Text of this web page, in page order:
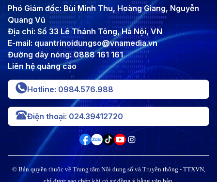
Phó Giám đốc: Bùi Minh Thu, Hoàng Giang, Nguyễn
Quang Vũ
Địa chỉ: Số 33 Lê Thánh Tông, Hà Nội, VN
E-mail: quantrinoidungso@vnamedia.vn
Đường dây nóng: 0888 161 161
Liên hệ quảng cáo
Hotline: 0984.576.988
Điện thoại: 024.39412720
© Bản quyền thuộc về Trung tâm Nội dung số và Truyền thông - TTXVN,